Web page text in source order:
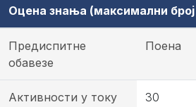
Оцена знања (максимални број
Предиспитне
обавезе
Поена
Активности у току
30